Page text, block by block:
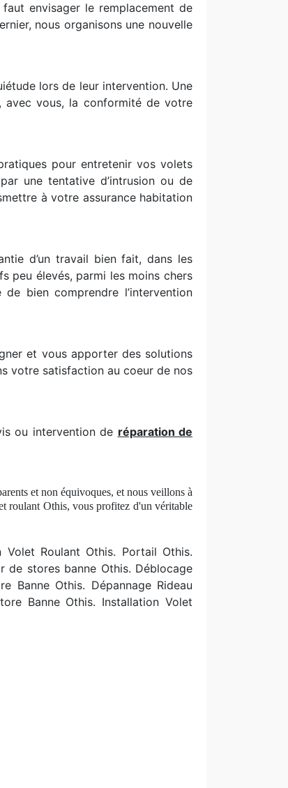
envisager le remplacement de
nous organisons une nouvelle
lors de leur intervention. Une
avec vous, la conformité de votre
pour entretenir vos volets
une tentative d’intrusion ou de
à votre assurance habitation
d’un travail bien fait, dans les
peu élevés, parmi les moins chers
bien comprendre l’intervention
et vous apporter des solutions
votre satisfaction au coeur de nos
ou intervention de réparation de
et non équivoques, et nous veillons à
roulant Othis, vous profitez d'un véritable
Roulant Othis. Portail Othis.
de stores banne Othis. Déblocage
Banne Othis. Dépannage Rideau
Banne Othis. Installation Volet